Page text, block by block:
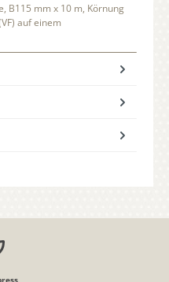
B115 mm x 10 m, Körnung
auf einem